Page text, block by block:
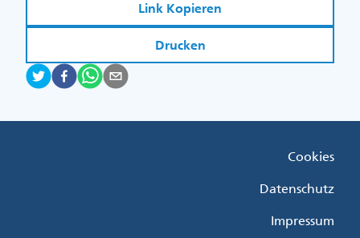
Link Kopieren
Drucken
Cookies
Datenschutz
Impressum